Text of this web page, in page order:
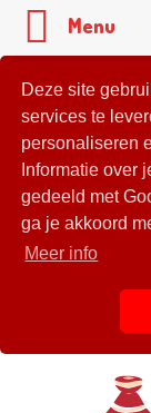
Deze site
services te
personaliseren
Informatie over
gedeeld met
ga je akkoord
Meer info
Menu